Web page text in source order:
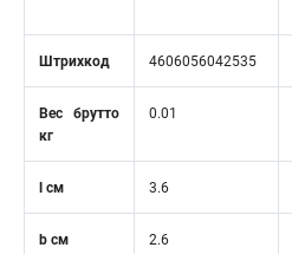
Штрихкод 4606056042535
Вес брутто
кг
0.01
l см 3.6
b см 2.6